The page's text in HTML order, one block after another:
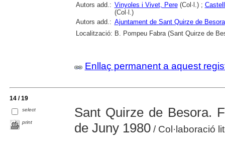
Autors add.: Vinyoles i Vivet, Pere(Col·l.) ;
(Col·l.)
Autors add.: Ajuntament de Sant Quirze de Besora
Localització: B. Pompeu Fabra (Sant Quirze de
Enllaç permanent a aquest
14 / 19
select
print
Sant Quirze de Besora.
de Juny 1980/ Col·laboració